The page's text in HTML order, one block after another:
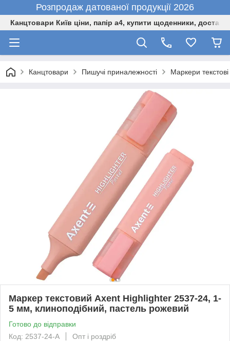
Розпродаж датованої продукції 2026
Канцтовари Київ ціни, папір а4, купити щоденники,
Канцтовари Пишучі приналежності Маркери текстові
Маркер текстовий Axent Highlighter 2537-24, 1-
5 мм, клиноподібний, пастель рожевий
Готово до відправки
Код: 2537-24-А
Опт і роздріб